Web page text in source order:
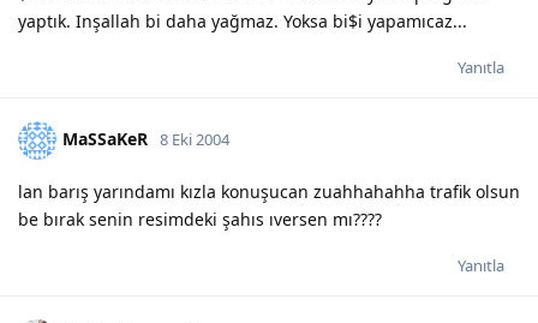
yaptık. Inşallah bi daha yağmaz. Yoksa bi$i yapamıcaz...
Yanıtla
MaSSaKeR 8 Eki 2004
lan barış yarındamı kızla konuşucan zuahhahahha trafik olsun
be bırak senin resimdeki şahıs ıversen mı????
Yanıtla